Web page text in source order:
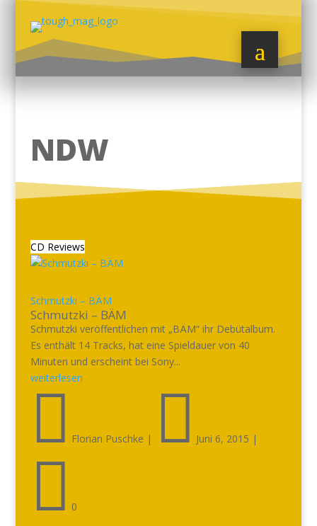
NDW
CD Reviews
Schmutzki – BÄM
Schmutzki – BÄM
Schmutzki veröffentlichen mit „BÄM“ ihr Debütalbum.
Es enthält 14 Tracks, hat eine Spieldauer von 40
Minuten und erscheint bei Sony...
weiterlesen
 Florian Puschke |  Juni 6, 2015 |
 0